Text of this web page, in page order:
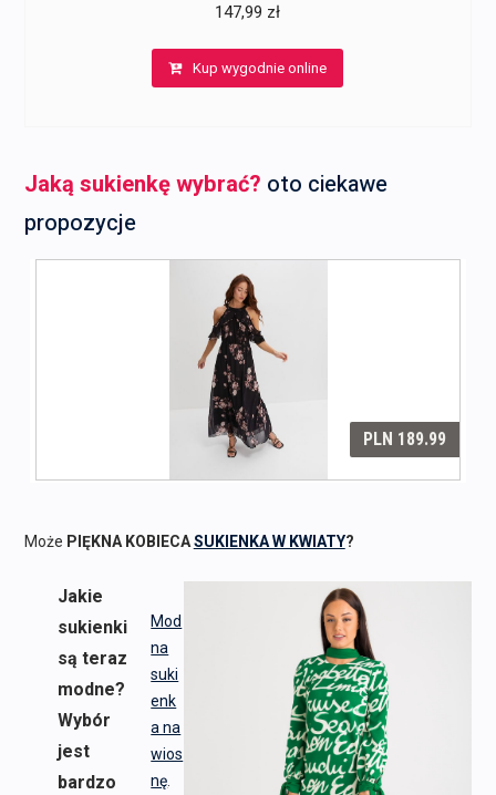
147,99 zł
Kup wygodnie online
Jaką sukienkę wybrać? oto ciekawe
propozycje
Może PIĘKNA KOBIECASUKIENKA W KWIATY?
Mod
na
suki
enk
a na
wios
nę
Jakie
sukienki
są teraz
modne?
Wybór
jest
bardzo